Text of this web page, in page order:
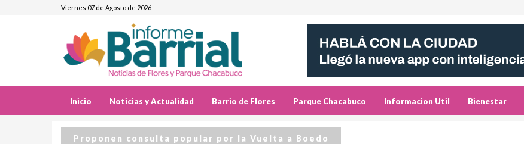
Viernes 07 de Agosto de 2026
Inicio Noticias y Actualidad Barrio de Flores Parque Chacabuco Informacion Util Bienestar
Proponen consulta popular por la Vuelta a Boedo